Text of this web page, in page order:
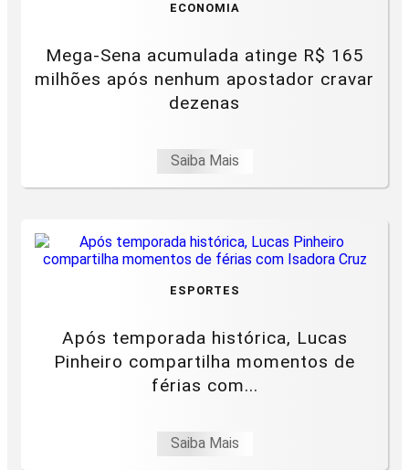
ECONOMIA
Mega-Sena acumulada atinge R$ 165
milhões após nenhum apostador cravar
dezenas
Saiba Mais
ESPORTES
Após temporada histórica, Lucas
Pinheiro compartilha momentos de
férias com...
Saiba Mais